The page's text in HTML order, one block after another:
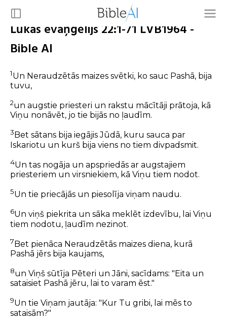
Lūkas evaņģēlijs 22:1-71 LVB1964 -
Bible AI
1Un Neraudzētās maizes svētki, ko sauc Pashā, bija
tuvu,
2un augstie priesteri un rakstu mācītāji prātoja, kā
Viņu nonāvēt, jo tie bijās no ļaudīm.
3 Bet sātans bija iegājis Jūdā, kuru sauca par
Iskariotu un kurš bija viens no tiem divpadsmit.
4Un tas nogāja un apspriedās ar augstajiem
priesteriem un virsniekiem, kā Viņu tiem nodot.
5Un tie priecājās un piesolīja viņam naudu.
6Un viņš piekrita un sāka meklēt izdevību, lai Viņu
tiem nodotu, ļaudīm nezinot.
7Bet pienāca Neraudzētās maizes diena, kurā
Pashā jērs bija kaujams,
8un Viņš sūtīja Pēteri un Jāni, sacīdams: "Eita un
sataisiet Pashā jēru, lai to varam ēst."
9Un tie Viņam jautāja: "Kur Tu gribi, lai mēs to
sataisām?"